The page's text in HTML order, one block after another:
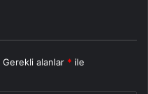
Gerekli alanlar * ile